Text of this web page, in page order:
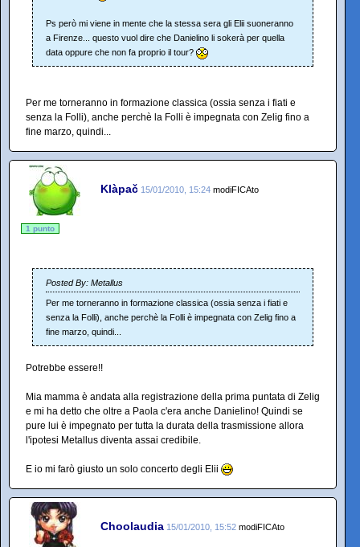
Ps però mi viene in mente che la stessa sera gli Elii suoneranno
a Firenze... questo vuol dire che Danielino li sokerà per quella
data oppure che non fa proprio il tour?
Per me torneranno in formazione classica (ossia senza i fiati e
senza la Folli), anche perchè la Folli è impegnata con Zelig fino a
fine marzo, quindi...
Klàpač 15/01/2010, 15:24 modiFICAto
1 punto
Posted By: Metallus
Per me torneranno in formazione classica (ossia senza i fiati e
senza la Folli), anche perchè la Folli è impegnata con Zelig fino a
fine marzo, quindi...
Potrebbe essere!!
Mia mamma è andata alla registrazione della prima puntata di Zelig
e mi ha detto che oltre a Paola c'era anche Danielino! Quindi se
pure lui è impegnato per tutta la durata della trasmissione allora
l'ipotesi Metallus diventa assai credibile.
E io mi farò giusto un solo concerto degli Elii
Choolaudia 15/01/2010, 15:52 modiFICAto